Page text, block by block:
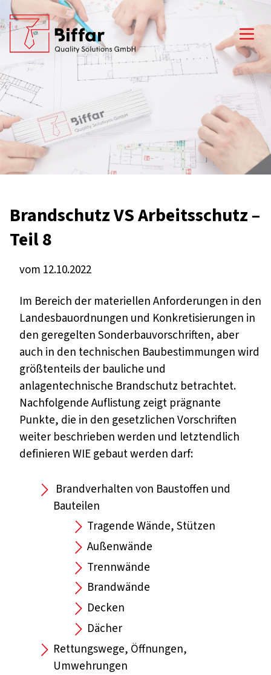
Open
Brandschutz VS Arbeitsschutz –
Teil 8
vom 12.10.2022
Im Bereich der materiellen Anforderungen in den
Landesbauordnungen und Konkretisierungen in
den geregelten Sonderbauvorschriften, aber
auch in den technischen Baubestimmungen wird
größtenteils der bauliche und
anlagentechnische Brandschutz betrachtet.
Nachfolgende Auflistung zeigt prägnante
Punkte, die in den gesetzlichen Vorschriften
weiter beschrieben werden und letztendlich
definieren WIE gebaut werden darf:
Brandverhalten von Baustoffen und
Bauteilen
Tragende Wände, Stützen
Außenwände
Trennwände
Brandwände
Decken
Dächer
Rettungswege, Öffnungen,
Umwehrungen